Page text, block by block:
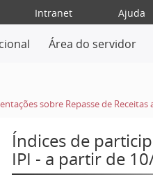
Intranet Ajuda
Área do servidor
sobre Repasse de Receitas
Índices de
IPI - a partir de